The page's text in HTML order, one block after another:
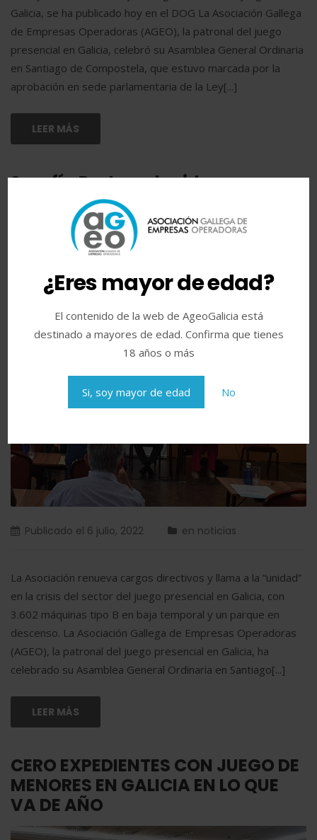
¿Eres mayor de edad?
El contenido de la web de AgeoGalicia está
destinado a mayores de edad. Confirma que tienes
18 años o más
Si, soy mayor de edad No
Galicia, se ha publicado hoy en el DOG La Asociación Gallega
de Empresas Operadoras (AGEO), la patronal del juego
presencial en Galicia, celebró su Asamblea General Ordinaria
en Santiago de Compostela, que estuvo marcada por la
aprobación en sede parlamentaria de la Ley[...]
LEER MÁS
Serafín Portas, elegido por
unanimidad presidente de AGEO
Publicado el 6 julio, 2022 en noticias
La Asociación renueva cargos directivos y llama a la “unidad”
en la crisis del sector del juego presencial en Galicia, con
3.602 máquinas tipo B en baja temporal y un parque en
descenso. La Asociación Gallega de Empresas Operadoras
(AGEO), la patronal del juego presencial en Galicia, ha
celebrado su Asamblea General Ordinaria en Santiago[...]
LEER MÁS
CERO EXPEDIENTES CON JUEGO DE
MENORES EN GALICIA EN LO QUE
VA DE AÑO